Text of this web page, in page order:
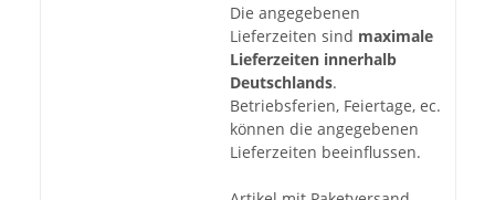
Die angegebenen
Lieferzeiten sind maximale
Lieferzeiten innerhalb
Deutschlands.
Betriebsferien, Feiertage, ec.
können die angegebenen
Lieferzeiten beeinflussen.